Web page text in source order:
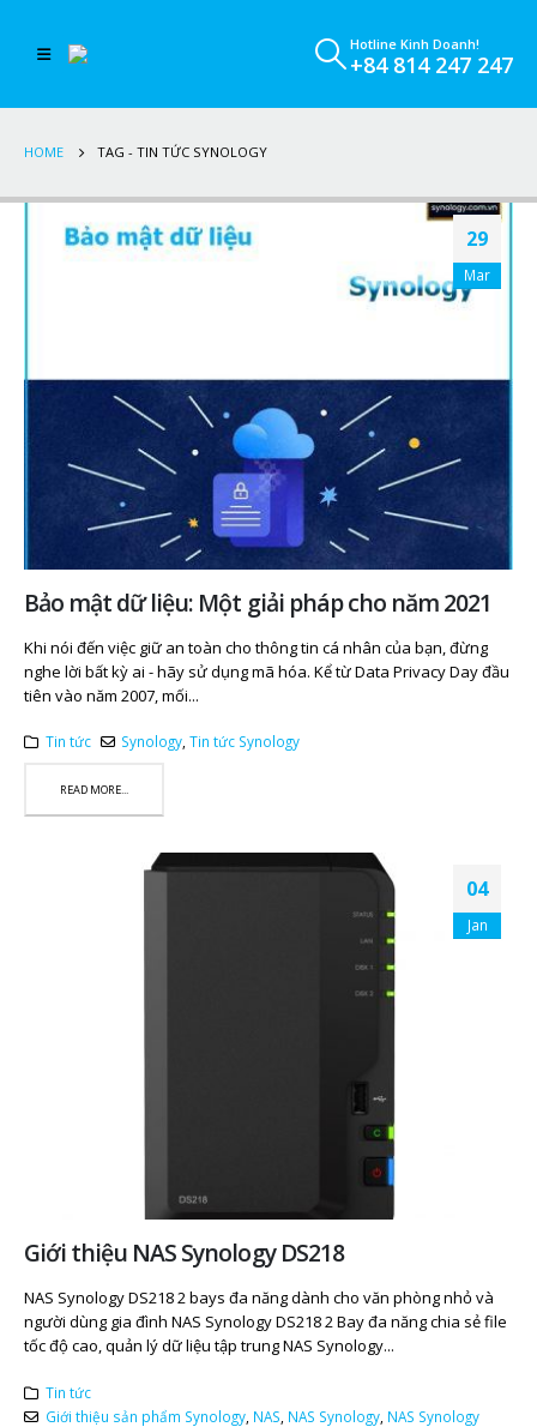
Hotline Kinh Doanh!
+84 814 247 247
HOME TAG - TIN TỨC SYNOLOGY
29
Mar
Bảo mật dữ liệu: Một giải pháp cho năm 2021
Khi nói đến việc giữ an toàn cho thông tin cá nhân của bạn, đừng
nghe lời bất kỳ ai - hãy sử dụng mã hóa. Kể từ Data Privacy Day đầu
tiên vào năm 2007, mối...
Tin tức Synology,Tin tức Synology
READ MORE...
04
Jan
Giới thiệu NAS Synology DS218
NAS Synology DS218 2 bays đa năng dành cho văn phòng nhỏ và
người dùng gia đình NAS Synology DS218 2 Bay đa năng chia sẻ file
tốc độ cao, quản lý dữ liệu tập trung NAS Synology...
Tin tức
Giới thiệu sản phẩm Synology, NAS NAS Synology, NAS Synology